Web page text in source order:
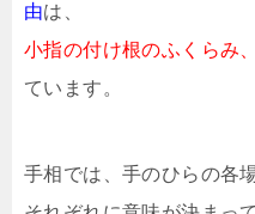
由は、
小指の付け根のふくらみ
ています。
手相では、手のひらの各